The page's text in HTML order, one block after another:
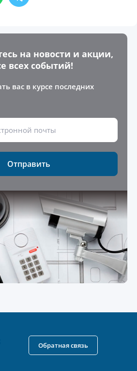
на новости и акции,
всех событий!
вас в курсе последних
Отправить
Обратная связь